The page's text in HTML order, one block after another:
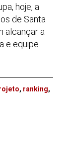
hoje, a
de Santa
alcançar a
e equipe
, ranking,